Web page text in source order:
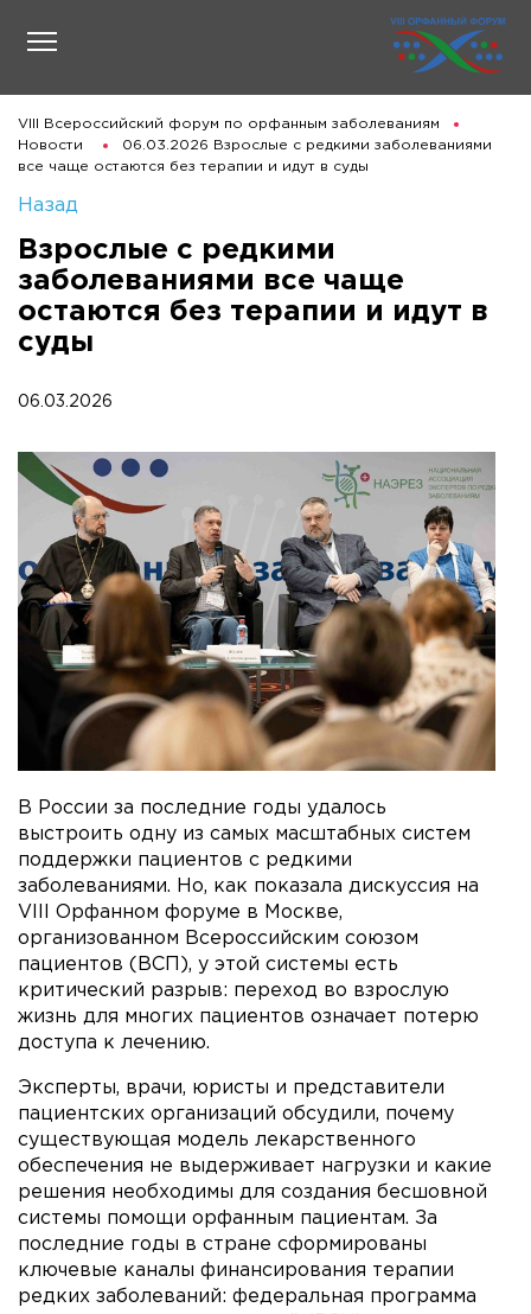
VIII Всероссийский форум по орфанным заболеваниям
Новости
06.03.2026 Взрослые с редкими заболеваниями
все чаще остаются без терапии и идут в суды
Назад
Взрослые с редкими
заболеваниями все чаще
остаются без терапии и идут в
суды
06.03.2026
В России за последние годы удалось
выстроить одну из самых масштабных систем
поддержки пациентов с редкими
заболеваниями. Но, как показала дискуссия на
VIII Орфанном форуме в Москве,
организованном Всероссийским союзом
пациентов (ВСП), у этой системы есть
критический разрыв: переход во взрослую
жизнь для многих пациентов означает потерю
доступа к лечению.
Эксперты, врачи, юристы и представители
пациентских организаций обсудили, почему
существующая модель лекарственного
обеспечения не выдерживает нагрузки и какие
решения необходимы для создания бесшовной
системы помощи орфанным пациентам. За
последние годы в стране сформированы
ключевые каналы финансирования терапии
редких заболеваний: федеральная программа